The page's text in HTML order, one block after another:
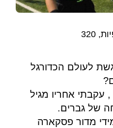
320
לעולם הכדורגל
עקבתי אחריו מגיל
של גברים.
תלמידי מדור פסקארה